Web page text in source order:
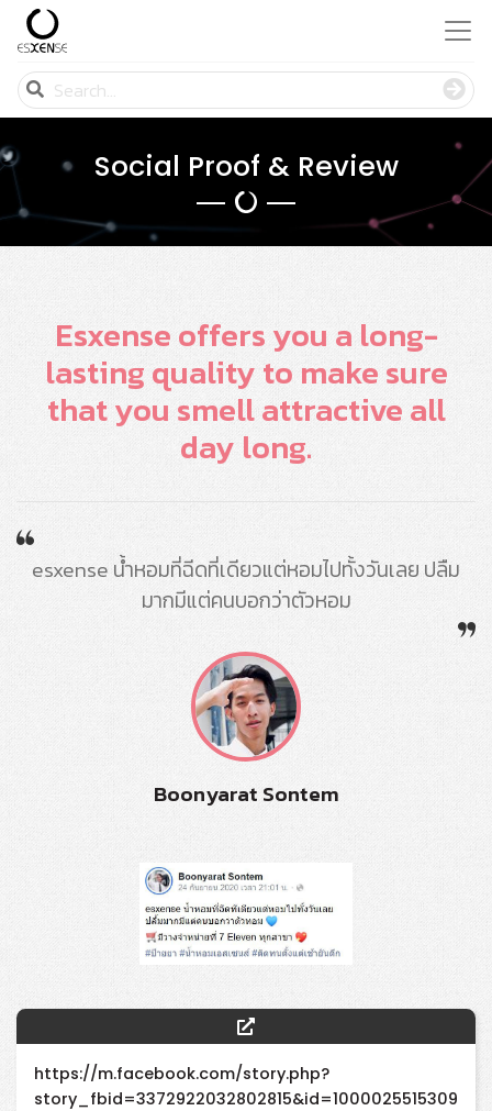
Social Proof & Review
Esxense offers you a long-
lasting quality to make sure
that you smell attractive all
day long.
esxense น้ำหอมที่ฉีดที่เดียวแต่หอมไปทั้งวันเลย ปลืม
มากมีแต่คนบอกว่าตัวหอม
Boonyarat Sontem
https://m.facebook.com/story.php?
story_fbid=3372922032802815&id=1000025515309